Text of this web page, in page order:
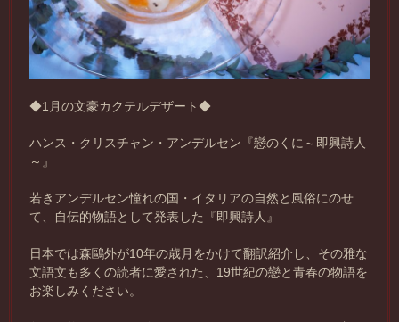
◆1月の文豪カクテルデザート◆
ハンス・クリスチャン・アンデルセン『戀のくに～即興詩人
～』
若きアンデルセン憧れの国・イタリアの自然と風俗にのせ
て、自伝的物語として発表した『即興詩人』
日本では森鷗外が10年の歳月をかけて翻訳紹介し、その雅な
文語文も多くの読者に愛された、19世紀の戀と青春の物語を
お楽しみください。